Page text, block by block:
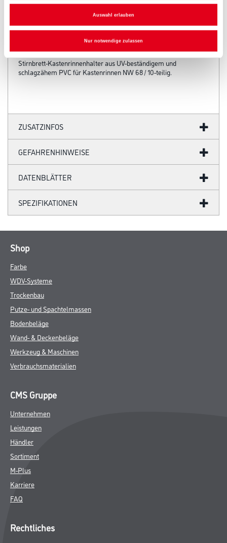
Auswahl erlauben
Nur notwendige zulassen
PRODUKTEIGENSCHAFTEN
Produkteigenschaft
Stirnbrett-Kastenrinnenhalter aus UV-beständigem und
schlagzähem PVC für Kastenrinnen NW 68 / 10-teilig.
ZUSATZINFOS
GEFAHRENHINWEISE
DATENBLÄTTER
SPEZIFIKATIONEN
Shop
Farbe
WDV-Systeme
Trockenbau
Putze- und Spachtelmassen
Bodenbeläge
Wand- & Deckenbeläge
Werkzeug & Maschinen
Verbrauchsmaterialien
CMS Gruppe
Unternehmen
Leistungen
Händler
Sortiment
M-Plus
Karriere
FAQ
Rechtliches